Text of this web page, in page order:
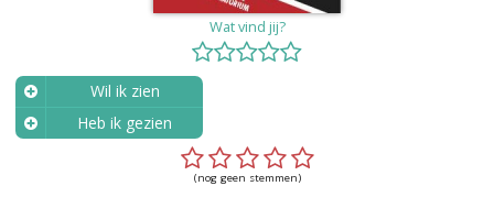
Wat vind jij?
Wil ik zien
Heb ik gezien
(nog geen stemmen)